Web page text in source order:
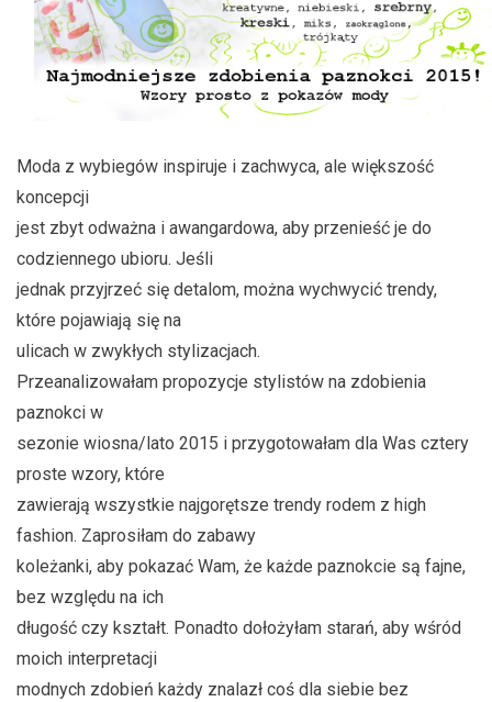
Moda z wybiegów inspiruje i zachwyca, ale większość
koncepcji
jest zbyt odważna i awangardowa, aby przenieść je do
codziennego ubioru. Jeśli
jednak przyjrzeć się detalom, można wychwycić trendy,
które pojawiają się na
ulicach w zwykłych stylizacjach.
Przeanalizowałam propozycje stylistów na zdobienia
paznokci w
sezonie wiosna/lato 2015 i przygotowałam dla Was cztery
proste wzory, które
zawierają wszystkie najgorętsze trendy rodem z high
fashion. Zaprosiłam do zabawy
koleżanki, aby pokazać Wam, że każde paznokcie są fajne,
bez względu na ich
długość czy kształt. Ponadto dołożyłam starań, aby wśród
moich interpretacji
modnych zdobień każdy znalazł coś dla siebie bez